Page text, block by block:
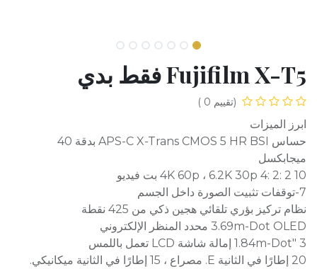
Fujifilm X-T5 فقط بدي
(تقييم 0 )
ابرز الميزات
حساس APS-C X-Trans CMOS 5 HR BSI بدقة 40
ميجابكسل
4K 60p ، 6.2K 30p 4: 2: 2 10 بت فيديو
7-توقفات تثبيت الصورة داخل الجسم
نظام تركيز بؤري تلقائي هجين ذكي من 425 نقطة
3.69m-Dot OLED محدد المنظر الإلكتروني
3 "1.84m-Dot إمالة شاشة LCD تعمل باللمس
20 إطارًا في الثانية E. مصراع ، 15 إطارًا في الثانية ميكانيكي.